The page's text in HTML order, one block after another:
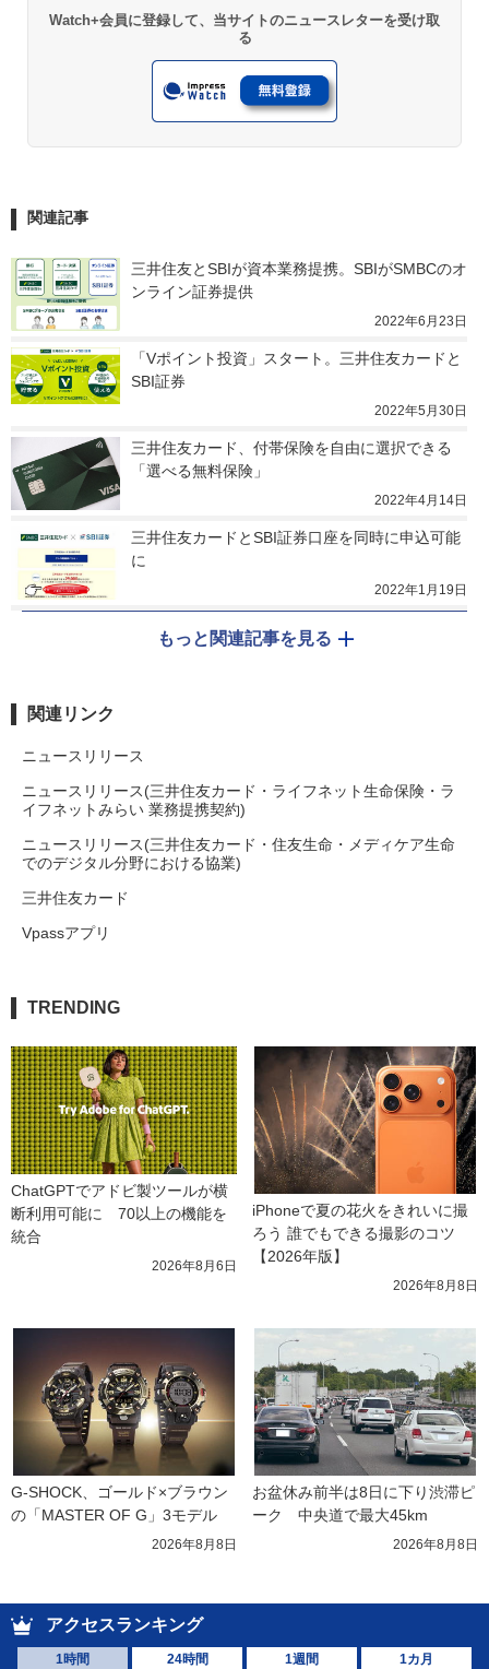
Watch+会員に登録して、当サイトのニュースレターを受け取
る
関連記事
三井住友とSBIが資本業務提携。SBIがSMBCのオ
ンライン証券提供
2022年6月23日
「Vポイント投資」スタート。三井住友カードと
SBI証券
2022年5月30日
三井住友カード、付帯保険を自由に選択できる
「選べる無料保険」
2022年4月14日
三井住友カードとSBI証券口座を同時に申込可能
に
2022年1月19日
もっと関連記事を見る
関連リンク
ニュースリリース
ニュースリリース(三井住友カード・ライフネット生命保険・ラ
イフネットみらい 業務提携契約)
ニュースリリース(三井住友カード・住友生命・メディケア生命
でのデジタル分野における協業)
三井住友カード
Vpassアプリ
TRENDING
ChatGPTでアドビ製ツールが横
断利用可能に　70以上の機能を
統合
2026年8月6日
iPhoneで夏の花火をきれいに撮
ろう 誰でもできる撮影のコツ
【2026年版】
2026年8月8日
G-SHOCK、ゴールド×ブラウン
の「MASTER OF G」3モデル
2026年8月8日
お盆休み前半は8日に下り渋滞ピ
ーク　中央道で最大45km
2026年8月8日
アクセスランキング
1時間 24時間 1週間 1カ月